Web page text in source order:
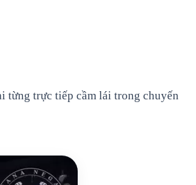
từng trực tiếp cầm lái trong chuyến